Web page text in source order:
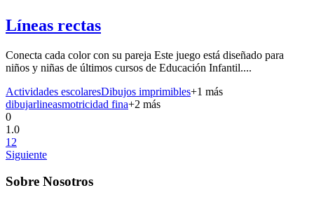
Líneas rectas
Conecta cada color con su pareja Este juego está diseñado para
niños y niñas de últimos cursos de Educación Infantil....
Actividades escolaresDibujos imprimibles+1 más
dibujarlineasmotricidad fina+2 más
0
1.0
1 2
Siguiente
Sobre Nosotros